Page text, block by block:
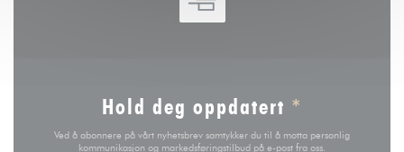
Hold deg oppdatert *
Ved å abonnere på vårt nyhetsbrev samtykker du til å motta personlig
kommunikasjon og markedsføringstilbud på e-post fra oss.